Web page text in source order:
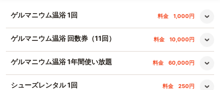
ゲルマニウム温浴 1回 料金 1,000円
ゲルマニウム温浴 回数券（11回） 料金 10,000円
ゲルマニウム温浴 1年間使い放題 料金 60,000円
シューズレンタル 1回 料金 250円